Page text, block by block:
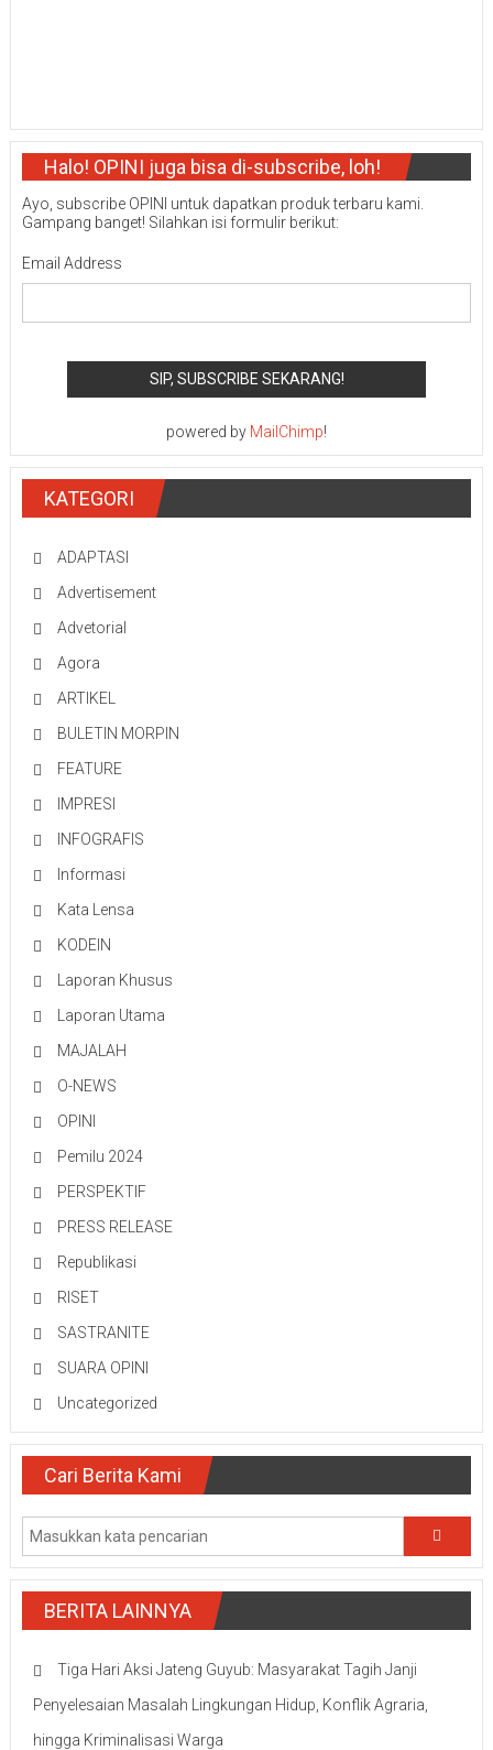
Halo! OPINI juga bisa di-subscribe, loh!
Ayo, subscribe OPINI untuk dapatkan produk terbaru kami.
Gampang banget! Silahkan isi formulir berikut:
Email Address
powered by MailChimp!
KATEGORI
ADAPTASI
Advertisement
Advetorial
Agora
ARTIKEL
BULETIN MORPIN
FEATURE
IMPRESI
INFOGRAFIS
Informasi
Kata Lensa
KODEIN
Laporan Khusus
Laporan Utama
MAJALAH
O-NEWS
OPINI
Pemilu 2024
PERSPEKTIF
PRESS RELEASE
Republikasi
RISET
SASTRANITE
SUARA OPINI
Uncategorized
Cari Berita Kami
BERITA LAINNYA
Tiga Hari Aksi Jateng Guyub: Masyarakat Tagih Janji
Penyelesaian Masalah Lingkungan Hidup, Konflik Agraria,
hingga Kriminalisasi Warga